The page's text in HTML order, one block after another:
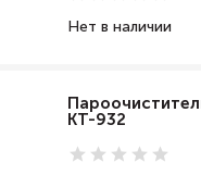
Нет в наличии
КТ-932